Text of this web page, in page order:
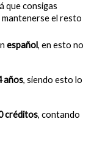
que consigas
mantenerse el resto
español, en esto no
años, siendo esto lo
créditos, contando